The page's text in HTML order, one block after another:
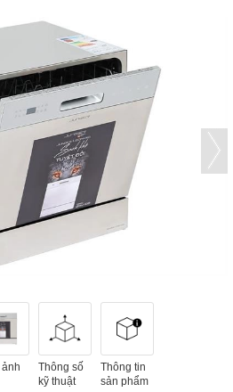
ảnh
Thông số
kỹ thuật
Thông tin
sản phẩm